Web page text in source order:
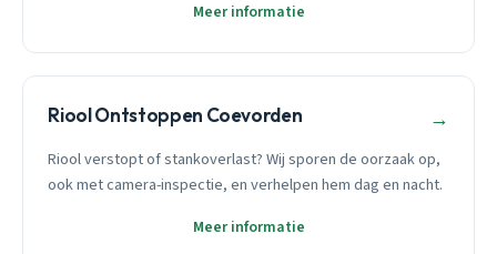
Meer informatie
Riool Ontstoppen Coevorden →
Riool verstopt of stankoverlast? Wij sporen de oorzaak op,
ook met camera-inspectie, en verhelpen hem dag en nacht.
Meer informatie